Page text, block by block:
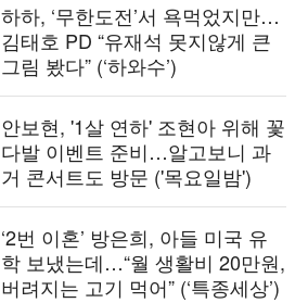
하하, ‘무한도전’서 욕먹었지만…
김태호 PD “유재석 못지않게 큰
그림 봤다” (‘하와수’)
안보현, '1살 연하' 조현아 위해 꽃
다발 이벤트 준비…알고보니 과
거 콘서트도 방문 ('목요일밤')
‘2번 이혼’ 방은희, 아들 미국 유
학 보냈는데…“월 생활비 20만원,
버려지는 고기 먹어” (‘특종세상’)